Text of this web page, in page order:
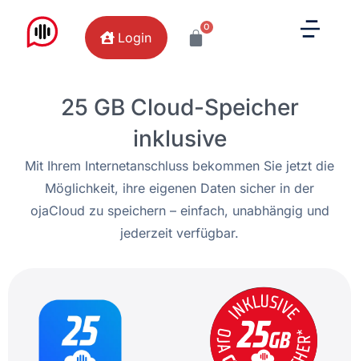
Login
0
25 GB Cloud-Speicher
inklusive
Mit Ihrem Internetanschluss bekommen Sie jetzt die
Möglichkeit, ihre eigenen Daten sicher in der
ojaCloud zu speichern – einfach, unabhängig und
jederzeit verfügbar.